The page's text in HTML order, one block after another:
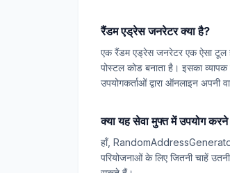
रैंडम एड्रेस जनरेटर क्या है?
एक रैंडम एड्रेस जनरेटर एक ऐसा टूल
पोस्टल कोड बनाता है। इसका
उपयोगकर्ताओं द्वारा ऑनलाइन अपनी
क्या यह सेवा मुफ्त में उपयोग
हाँ,
परियोजनाओं के लिए जितनी चाहें